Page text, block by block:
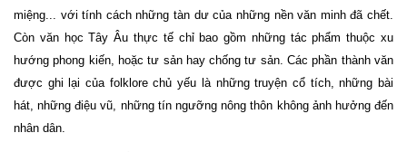
miệng... với tính cách những tàn dư của những nền văn minh đã chết.
Còn văn học Tây Âu thực tế chỉ bao gồm những tác phẩm thuộc xu
hướng phong kiến, hoặc tư sản hay chống tư sản. Các phần thành văn
được ghi lại của folklore chủ yếu là những truyện cổ tích, những bài
hát, những điệu vũ, những tín ngưỡng nông thôn không ảnh hưởng đến
nhân dân.